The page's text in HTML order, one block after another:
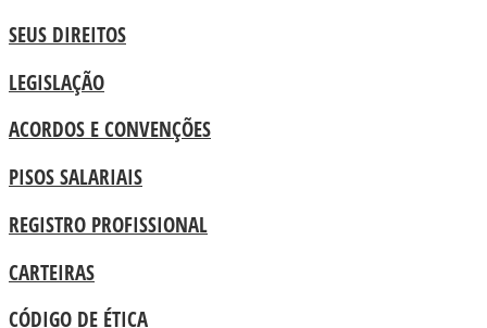
SEUS DIREITOS
LEGISLAÇÃO
ACORDOS E CONVENÇÕES
PISOS SALARIAIS
REGISTRO PROFISSIONAL
CARTEIRAS
CÓDIGO DE ÉTICA